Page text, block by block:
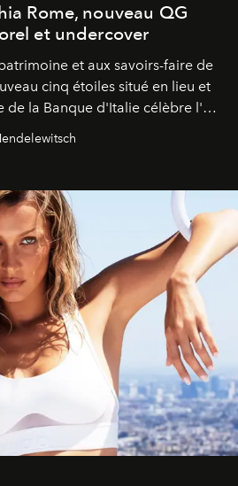
Rome, nouveau QG
et undercover
et aux savoirs-faire de
cinq étoiles situé en lieu et
de la Banque d'Italie célèbre l'art